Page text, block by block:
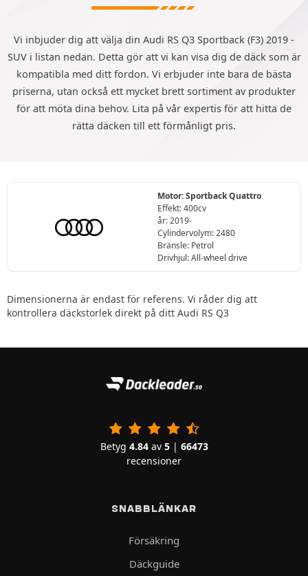
Vi inbjuder dig att välja din Audi RS Q3 Sportback (F3) 2019 -
SUV i listan nedan. Detta gör att vi kan visa dig de däck som är
kompatibla med ditt fordon. Vi erbjuder inte bara de bästa
priserna, utan också ett mycket brett sortiment av produkter
för att möta dina behov. Lita på vår expertis för att hitta de
rätta däcken till ett förmånligt pris.
Motor: Sportback Quattro
Effekt: 400cv
år: 2019-
Cylindervolym: 2480
Bränsle: Petrol
Drivhjul: All-wheel drive
Dimensionerna är endast för referens. Vi råder dig att
kontrollera däckstorlek direkt på ditt Audi RS Q3
Betyg 4.84av 5| 66473
recensioner
SNABBLÄNKAR
Försäkring
Däckguide